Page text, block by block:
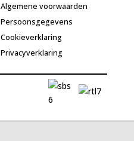
Algemene voorwaarden
Persoonsgegevens
Cookieverklaring
Privacyverklaring